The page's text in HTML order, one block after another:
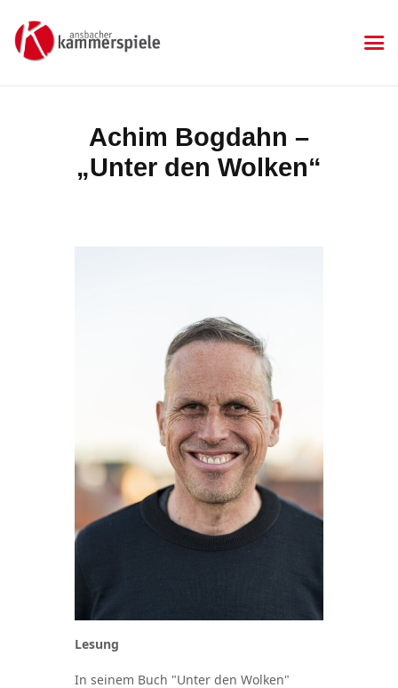
Achim Bogdahn –
„Unter den Wolken“
KAMMERSPIELE
Aktuelles
Kartenkauf
Impressum
Datenschutzerklärung
Lesung
In seinem Buch "Unter den Wolken"